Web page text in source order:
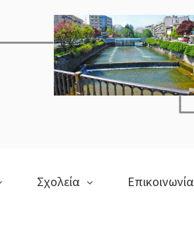
Σχολεία Επικοινωνία